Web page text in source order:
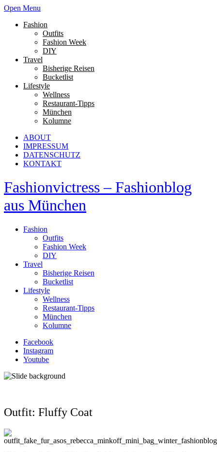
Open Menu
Fashion
Outfits
Fashion Week
DIY
Travel
Bisherige Reisen
Bucketlist
Lifestyle
Wellness
Restaurant-Tipps
München
Kolumne
ABOUT
IMPRESSUM
DATENSCHUTZ
KONTAKT
Fashionvictress – Fashionblog
aus München
Fashion
Outfits
Fashion Week
DIY
Travel
Bisherige Reisen
Bucketlist
Lifestyle
Wellness
Restaurant-Tipps
München
Kolumne
Facebook
Instagram
Youtube
Outfit: Fluffy Coat